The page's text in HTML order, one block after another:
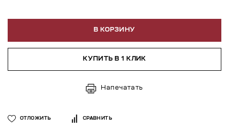
В КОРЗИНУ
КУПИТЬ В 1 КЛИК
Напечатать
ОТЛОЖИТЬ СРАВНИТЬ